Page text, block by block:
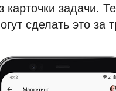
карточки задачи.
сделать это за